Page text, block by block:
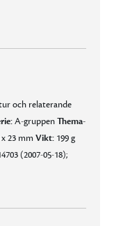
och relaterande
A-gruppenThema-
x 23 mmVikt: 199 g
(2007-05-18);